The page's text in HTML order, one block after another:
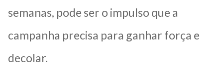
semanas, pode ser o impulso que a
campanha precisa para ganhar força e
decolar.